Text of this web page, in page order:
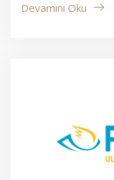
Devamını Oku